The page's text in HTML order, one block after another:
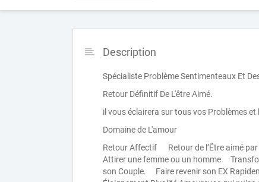
Description
Spécialiste Problème Sentimenteaux Et
Retour Définitif De L'être Aimé.
il vous éclairera sur tous vos Problèmes
Domaine de L'amour
Retour Affectif Retour de l’Être aimé
Attirer une femme ou un homme
son Couple. Faire revenir son EX